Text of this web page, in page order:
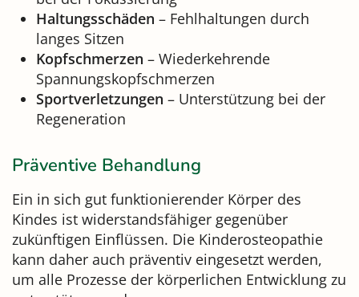
Haltungsschäden – Fehlhaltungen durch
langes Sitzen
Kopfschmerzen – Wiederkehrende
Spannungskopfschmerzen
Sportverletzungen – Unterstützung bei der
Regeneration
Präventive Behandlung
Ein in sich gut funktionierender Körper des
Kindes ist widerstandsfähiger gegenüber
zukünftigen Einflüssen. Die Kinderosteopathie
kann daher auch präventiv eingesetzt werden,
um alle Prozesse der körperlichen Entwicklung zu